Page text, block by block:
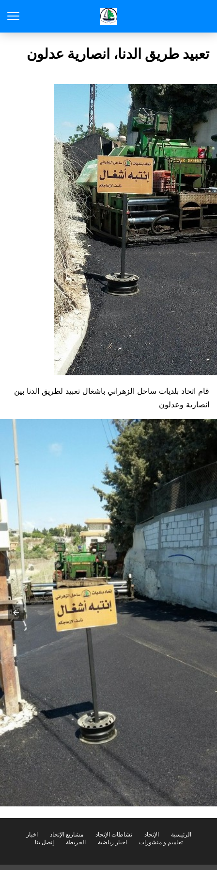
تعبيد طريق الدنا، انصارية عدلون
قام اتحاد بلديات ساحل الزهراني باشغال تعبيد لطريق الدنا بين
انصارية وعدلون
الرئيسية الإتحاد نشاطات الإتحاد مشاريع الإتحاد
اخبار
تعاميم و منشورات
اخبار رياضية الخريطة إتصل بنا